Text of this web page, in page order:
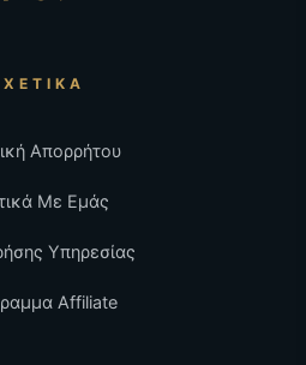
Απορρήτου
Με Εμάς
Υπηρεσίας
Affiliate